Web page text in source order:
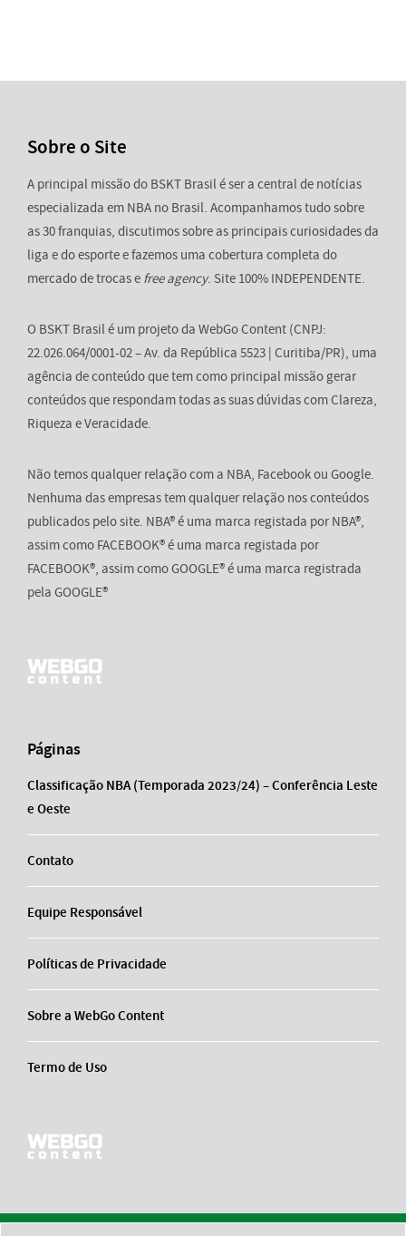
Sobre o Site
A principal missão do BSKT Brasil é ser a central de notícias
especializada em NBA no Brasil. Acompanhamos tudo sobre
as 30 franquias, discutimos sobre as principais curiosidades da
liga e do esporte e fazemos uma cobertura completa do
mercado de trocas e free agency. Site 100% INDEPENDENTE.
O BSKT Brasil é um projeto da WebGo Content (CNPJ:
22.026.064/0001-02 – Av. da República 5523 | Curitiba/PR), uma
agência de conteúdo que tem como principal missão gerar
conteúdos que respondam todas as suas dúvidas com Clareza,
Riqueza e Veracidade.
Não temos qualquer relação com a NBA, Facebook ou Google.
Nenhuma das empresas tem qualquer relação nos conteúdos
publicados pelo site. NBA® é uma marca registada por NBA®,
assim como FACEBOOK® é uma marca registada por
FACEBOOK®, assim como GOOGLE® é uma marca registrada
pela GOOGLE®
Páginas
Classificação NBA (Temporada 2023/24) – Conferência Leste
e Oeste
Contato
Equipe Responsável
Políticas de Privacidade
Sobre a WebGo Content
Termo de Uso